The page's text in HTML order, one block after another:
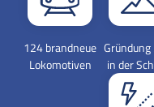
124 brandneue
Lokomotiven
in der